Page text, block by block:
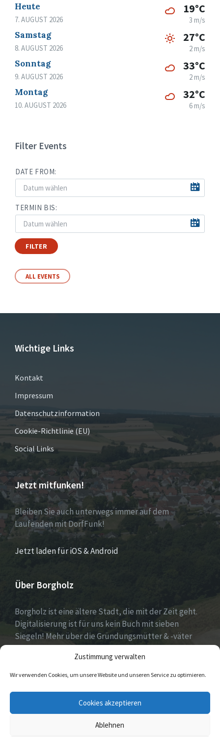
Zustimmung verwalten
Wir verwenden Cookies, um unsere Website und unseren Service zu optimieren.
Cookies akzeptieren
Ablehnen
Heute
7. AUGUST 2026
19°C
3 m/s
Samstag
8. AUGUST 2026
27°C
2 m/s
Sonntag
9. AUGUST 2026
33°C
2 m/s
Montag
10. AUGUST 2026
32°C
6 m/s
Filter Events
DATE FROM:
TERMIN BIS:
FILTER
ALL EVENTS
Wichtige Links
Kontakt
Impressum
Datenschutzinformation
Cookie-Richtlinie (EU)
Social Links
Jetzt mitfunken!
Bleiben Sie auch unterwegs immer auf dem
Laufenden mit DorfFunk!
Jetzt laden für iOS & Android
Über Borgholz
Borgholz ist eine ältere Stadt, die mit der Zeit geht.
Digitalisierung ist für uns kein Buch mit sieben
Siegeln! Mehr über die Gründungsmütter & -väter
gibt es unterDorfwerkstattund
https://www.digitale-doerfer.de!